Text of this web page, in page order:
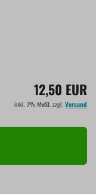
12,50 EUR
inkl. 7% MwSt. zzgl.Versand